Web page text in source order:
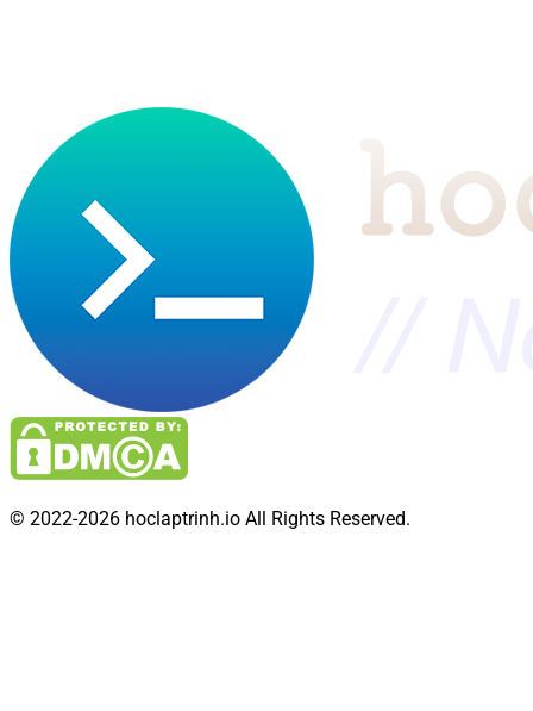
© 2022-2026 hoclaptrinh.io All Rights Reserved.